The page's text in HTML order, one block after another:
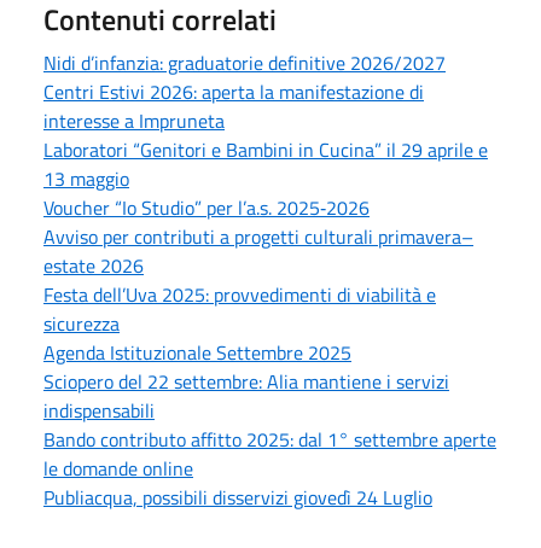
Contenuti correlati
Nidi d’infanzia: graduatorie definitive 2026/2027
Centri Estivi 2026: aperta la manifestazione di
interesse a Impruneta
Laboratori “Genitori e Bambini in Cucina” il 29 aprile e
13 maggio
Voucher “Io Studio” per l’a.s. 2025‑2026
Avviso per contributi a progetti culturali primavera–
estate 2026
Festa dell’Uva 2025: provvedimenti di viabilità e
sicurezza
Agenda Istituzionale Settembre 2025
Sciopero del 22 settembre: Alia mantiene i servizi
indispensabili
Bando contributo affitto 2025: dal 1° settembre aperte
le domande online
Publiacqua, possibili disservizi giovedì 24 Luglio